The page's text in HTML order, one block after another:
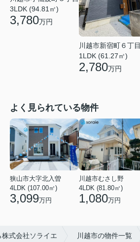
3LDK (94.81㎡)
3,780万円
川越市新宿町６丁目
1LDK (61.27㎡)
2,780万円
よく見られている物件
狭山市大字北入曽
4LDK (107.00㎡)
3,099万円
川越市むさし野
4LDK (81.80㎡)
1,080万円
式会社ソライエ 川越市の物件一覧